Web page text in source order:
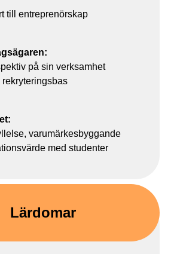
till entreprenörskap
på sin verksamhet
rekryteringsbas
varumärkesbyggande
med studenter
Lärdomar